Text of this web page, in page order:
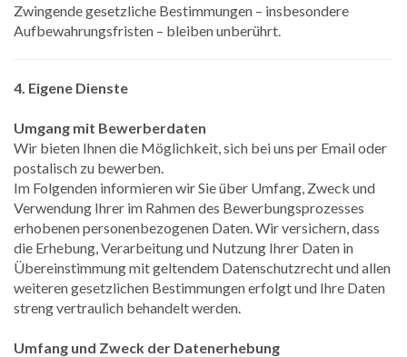
Zwingende gesetzliche Bestimmungen – insbesondere
Aufbewahrungsfristen – bleiben unberührt.
4. Eigene Dienste
Umgang mit Bewerberdaten
Wir bieten Ihnen die Möglichkeit, sich bei uns per Email oder
postalisch zu bewerben.
Im Folgenden informieren wir Sie über Umfang, Zweck und
Verwendung Ihrer im Rahmen des Bewerbungsprozesses
erhobenen personenbezogenen Daten. Wir versichern, dass
die Erhebung, Verarbeitung und Nutzung Ihrer Daten in
Übereinstimmung mit geltendem Datenschutzrecht und allen
weiteren gesetzlichen Bestimmungen erfolgt und Ihre Daten
streng vertraulich behandelt werden.
Umfang und Zweck der Datenerhebung